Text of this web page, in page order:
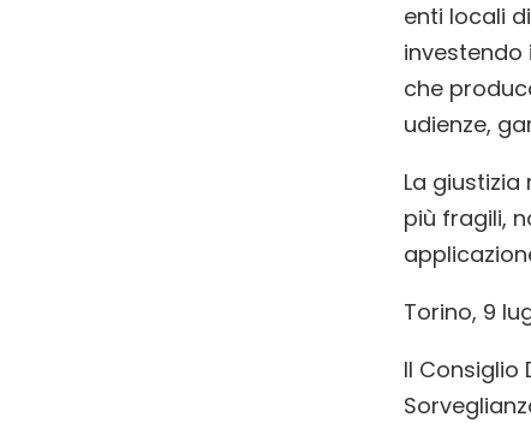
enti locali
investendo
che
udienze,
La
più fragili,
Torino, 9
Il